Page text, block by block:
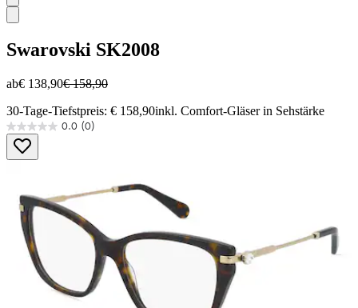
Swarovski SK2008
ab€ 138,90€ 158,90
30-Tage-Tiefstpreis: € 158,90inkl. Comfort-Gläser in Sehstärke
0.0 (0)
0.0
von
5